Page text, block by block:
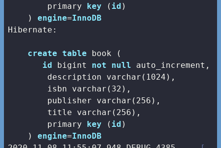
        primary
key ( id )
    )
engine=InnoDB
Hibernate:
create table book (
id
bigint not null auto_increment,
        description
varchar ( 1024 ),
        isbn
varchar ( 32 ),
        publisher
varchar ( 256 ),
        title
varchar ( 256 ),
        primary
key ( id )
    )
engine=InnoDB